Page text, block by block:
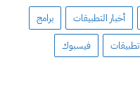
أخبار التطبيقات برامج
تطبيقات فيسبوك